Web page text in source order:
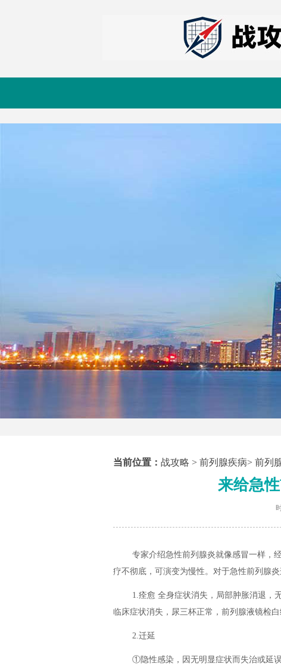
当前位置： 战攻略 > 前列腺疾病> 前列
来给急
专家介绍急性前列腺炎就像感冒一样，
疗不彻底，可演变为慢性。对于急性前列腺
1.痊愈 全身症状消失，局部肿胀消退，
临床症状消失，尿三杯正常，前列腺液镜检
2.迁延
①隐性感染，因无明显症状而失治或延